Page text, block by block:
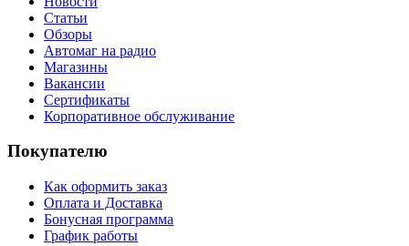
Статьи
Обзоры
Автомаг на радио
Магазины
Вакансии
Сертификаты
Корпоративное обслуживание
Покупателю
Как оформить заказ
Оплата и Доставка
Бонусная программа
График работы